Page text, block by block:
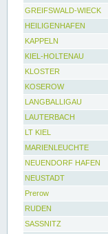
GREIFSWALD-WIECK
HEILIGENHAFEN
KAPPELN
KIEL-HOLTENAU
KLOSTER
KOSEROW
LANGBALLIGAU
LAUTERBACH
LT KIEL
MARIENLEUCHTE
NEUENDORF HAFEN
NEUSTADT
Prerow
RUDEN
SASSNITZ